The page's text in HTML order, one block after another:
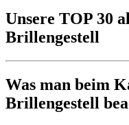
Unsere TOP 30
Brillengestell
Was man beim
Brillengestell